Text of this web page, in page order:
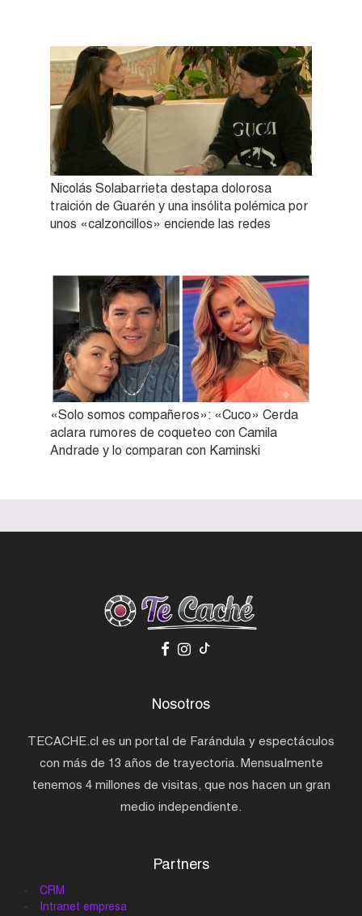
Nicolás Solabarrieta destapa dolorosa
traición de Guarén y una insólita polémica por
unos «calzoncillos» enciende las redes
«Solo somos compañeros»: «Cuco» Cerda
aclara rumores de coqueteo con Camila
Andrade y lo comparan con Kaminski
Nosotros
TECACHE.cl es un portal de Farándula y espectáculos
con más de 13 años de trayectoria. Mensualmente
tenemos 4 millones de visitas, que nos hacen un gran
medio independiente.
Partners
CRM
Intranet empresa